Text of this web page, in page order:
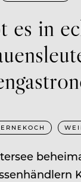
es in